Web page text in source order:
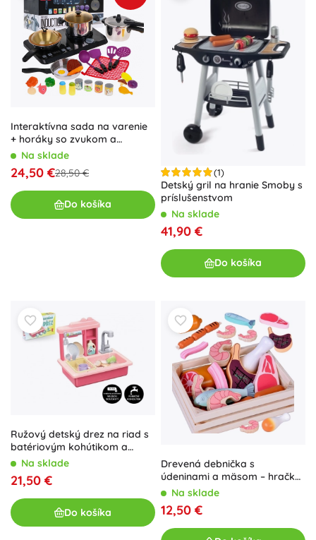
Interaktívna sada na varenie
+ horáky so zvukom a
svetlom - 32 dielov
Na sklade
24,50 €28,50 €
Do košíka
(1)
Detský gril na hranie Smoby s
príslušenstvom
Na sklade
41,90 €
Do košíka
Ružový detský drez na riad s
batériovým kohútikom a
doplnkami
Na sklade
21,50 €
Do košíka
Drevená debnička s
údeninami a mäsom – hračka
do detskej kuchynky
Na sklade
12,50 €